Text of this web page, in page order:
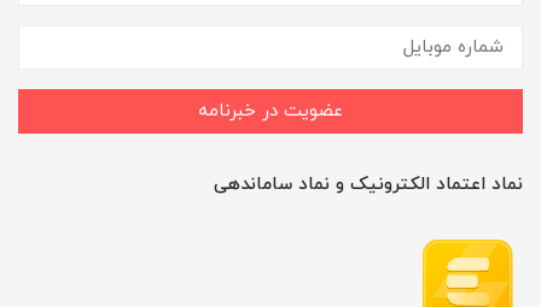
عضویت در خبرنامه
نماد اعتماد الکترونیک و نماد ساماندهی